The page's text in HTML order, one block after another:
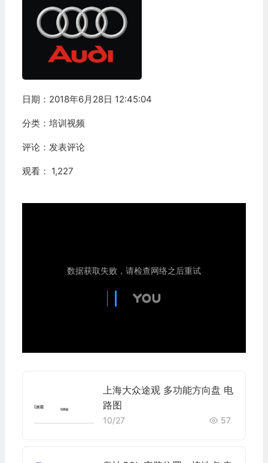
日期：2018年6月28日 12:45:04
分类： 培训视频
评论： 发表评论
观看： 1,227
上海大众途观 多功能方向盘 电
路图
10/27 57